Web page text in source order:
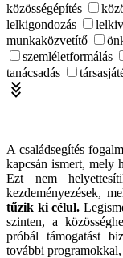
közösségépítés
lelkigondozás
munkaközvetítő
szemléletformálás
tanácsadás
stat_minus_3
A családsegítés
kapcsán ismert, mely
Ezt nem
kezdeményezések,
tűzik ki célul.
szinten, a
próbál támogatást
további